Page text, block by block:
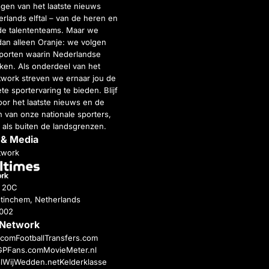
van het laatste nieuws
elftal – van de heren en
talententeams. Maar we
alleen Oranje: we volgen
waarin Nederlandse
Als onderdeel van het
streven we ernaar jou de
sportervaring te bieden. Blijf
het laatste nieuws en de
van onze nationale sporters,
buiten de landsgrenzen.
Media
Netherlands
FootballTransfers.com
MovieMeter.nl
WijWedden.netKelderklasse